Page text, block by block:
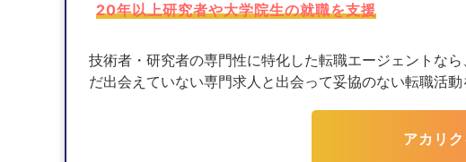
20年以上研究者や大学院生の就職を支援
技術者・研究者の専門性に特化した転職エージェントな
だ出会えていない専門求人と出会って妥協のない転職活動
アカリク